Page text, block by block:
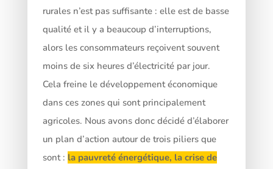
rurales n’est pas suffisante : elle est de basse
qualité et il y a beaucoup d’interruptions,
alors les consommateurs reçoivent souvent
moins de six heures d’électricité par jour.
Cela freine le développement économique
dans ces zones qui sont principalement
agricoles. Nous avons donc décidé d’élaborer
un plan d’action autour de trois piliers que
sont : la pauvreté énergétique, la crise de